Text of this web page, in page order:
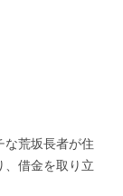
な荒坂長者が住
、借金を取り立